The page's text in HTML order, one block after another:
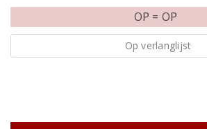
OP = OP
Op verlanglijst